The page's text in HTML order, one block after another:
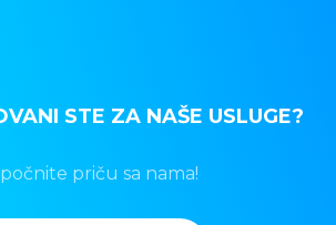
STE ZA NAŠE USLUGE?
priču sa nama!